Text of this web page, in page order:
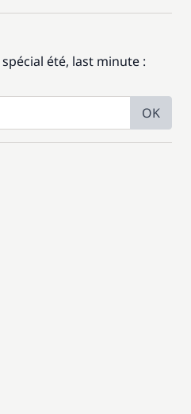
été, last minute :
OK